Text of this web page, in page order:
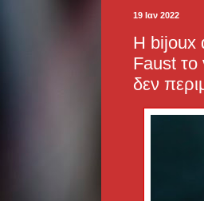
19 Ιαν 2022
Η bijoux
Faust
δεν